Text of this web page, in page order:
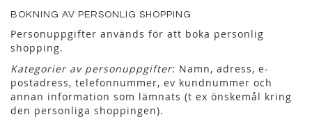
BOKNING AV PERSONLIG SHOPPING
Personuppgifter används för att boka personlig
shopping.
Kategorier av personuppgifter: Namn, adress, e-
postadress, telefonnummer, ev kundnummer och
annan information som lämnats (t ex önskemål kring
den personliga shoppingen).